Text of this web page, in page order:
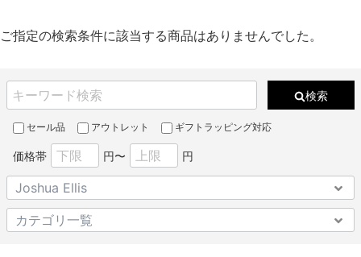
ご指定の検索条件に該当する商品はありませんでした。
検索
セール品 アウトレット ギフトラッピング対応
価格帯 円〜 円